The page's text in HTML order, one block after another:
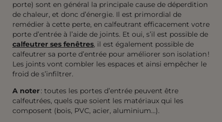
porte) sont en général la principale cause de déperdition
de chaleur, et donc d’énergie. Il est primordial de
remédier à cette perte, en calfeutrant efficacement votre
porte d’entrée à l’aide de joints. Et oui, s’il est possible de
calfeutrer ses fenêtres, il est également possible de
calfeutrer sa porte d’entrée pour améliorer son isolation !
Les joints vont combler les espaces et ainsi empêcher le
froid de s’infiltrer.
A noter: toutes les portes d’entrée peuvent être
calfeutrées, quels que soient les matériaux qui les
composent (bois, PVC, acier, aluminium…).